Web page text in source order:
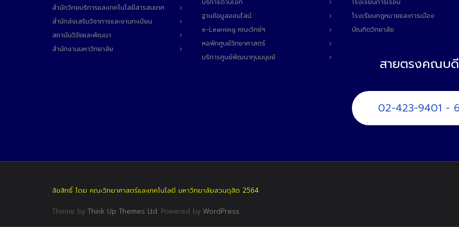
สำนักวิทยบริการและเทคโนโลยีสารสนเทศ
สำนักส่งเสริมวิชาการและงานทะเบียน
สถาบันวิจัยและพัฒนา
สำนักงานมหาวิทยาลัย
บริการด้านไอที
ฐานข้อมูลออนไลน์
e-Learning คณะวิทย์ฯ
หอพักศูนย์วิทยาศาสตร์
บริการศูนย์พัฒนาทุนมนุษย์
โรงเรียนการเรือน
โรงเรียนกฎหมายและการเมือง
บัณฑิตวิทยาลัย
สายตรงคณบดี
02-423-9401 -
ลิขสิทธิ์ โดย คณะวิทยาศาสตร์และเทคโนโลยี มหาวิทยาลัยสวนดุสิต 2564
Theme by Think Up Themes Ltd. Powered by WordPress.